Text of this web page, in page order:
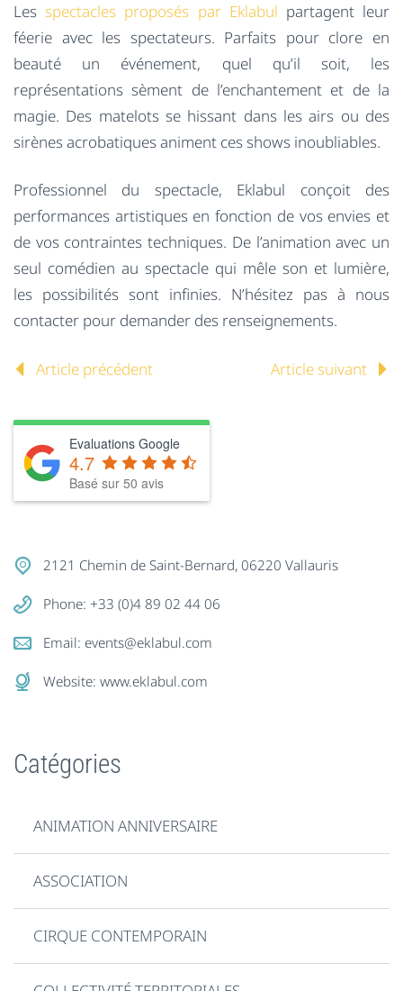
Lesspectacles proposés par Eklabul partagent leur
féerie avec les spectateurs. Parfaits pour clore en
beauté un événement, quel qu’il soit, les
représentations sèment de l’enchantement et de la
magie. Des matelots se hissant dans les airs ou des
sirènes acrobatiques animent ces shows inoubliables.
Professionnel du spectacle, Eklabul conçoit des
performances artistiques en fonction de vos envies et
de vos contraintes techniques. De l’animation avec un
seul comédien au spectacle qui mêle son et lumière,
les possibilités sont infinies. N’hésitez pas à nous
contacter pour demander des renseignements.
Article précédent Article suivant
Evaluations Google
4.7
Basé sur 50 avis
2121 Chemin de Saint-Bernard, 06220 Vallauris
Phone: +33 (0)4 89 02 44 06
Email: events@eklabul.com
Website: www.eklabul.com
Catégories
ANIMATION ANNIVERSAIRE
ASSOCIATION
CIRQUE CONTEMPORAIN